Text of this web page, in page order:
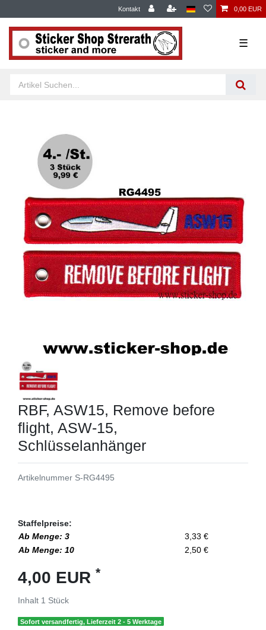
Kontakt 0,00 EUR
☰
RBF, ASW15, Remove before
flight, ASW-15,
Schlüsselanhänger
Artikelnummer S-RG4495
Staffelpreise:
Ab Menge: 3
3,33 €
Ab Menge: 10
2,50 €
4,00 EUR *
Inhalt 1 Stück
Sofort versandfertig, Lieferzeit 2 - 5 Werktage